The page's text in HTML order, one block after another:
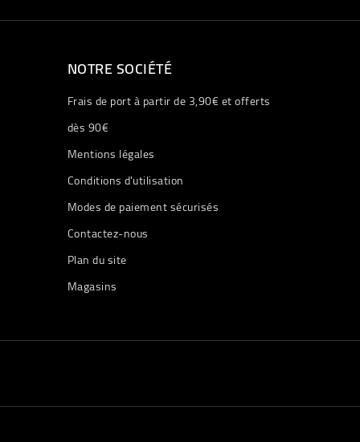
NOTRE SOCIÉTÉ
Frais de port à partir de 3,90€ et offerts
dès 90€
Mentions légales
Conditions d'utilisation
Modes de paiement sécurisés
Contactez-nous
Plan du site
Magasins